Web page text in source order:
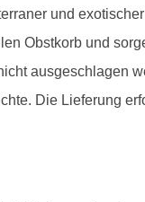
und
Obstkorb und
ausgeschlagen
Die Lieferung